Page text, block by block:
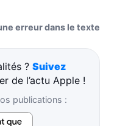
erreur dans le texte
? Suivez
de l’actu Apple !
publications :